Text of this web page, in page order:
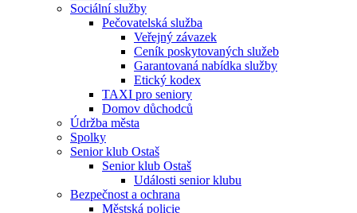
Sociální služby
Pečovatelská služba
Veřejný závazek
Ceník poskytovaných služeb
Garantovaná nabídka služby
Etický kodex
TAXI pro seniory
Domov důchodců
Údržba města
Spolky
Senior klub Ostaš
Senior klub Ostaš
Události senior klubu
Bezpečnost a ochrana
Městská policie